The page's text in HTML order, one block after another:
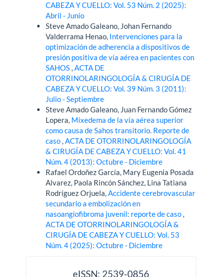
CABEZA Y CUELLO: Vol. 53 Núm. 2 (2025):
Abril - Junio
Steve Amado Galeano, Johan Fernando
Valderrama Henao, Intervenciones para la
optimización de adherencia a dispositivos de
presión positiva de vía aérea en pacientes con
SAHOS,ACTA DE
OTORRINOLARINGOLOGÍA & CIRUGÍA DE
CABEZA Y CUELLO: Vol. 39 Núm. 3 (2011):
Julio - Septiembre
Steve Amado Galeano, Juan Fernando Gómez
Lopera, Mixedema de la vía aérea superior
como causa de Sahos transitorio. Reporte de
caso,ACTA DE OTORRINOLARINGOLOGÍA
& CIRUGÍA DE CABEZA Y CUELLO: Vol. 41
Núm. 4 (2013): Octubre - Diciembre
Rafael Ordoñez García, Mary Eugenia Posada
Alvarez, Paola Rincón Sánchez, Lina Tatiana
Rodríguez Orjuela,Accidente cerebrovascular
secundario a embolización en
nasoangiofibroma juvenil: reporte de caso,
ACTA DE OTORRINOLARINGOLOGÍA &
CIRUGÍA DE CABEZA Y CUELLO: Vol. 53
Núm. 4 (2025): Octubre - Diciembre
eISSN: 2539-0856